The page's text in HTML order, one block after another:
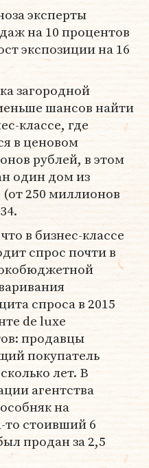
эксперты
на 10 процентов
экспозиции на 16
загородной
шансов найти
классе, где
в ценовом
рублей, в этом
один дом из
250 миллионов
в бизнес-классе
спрос почти в
спроса в 2015
de luxe
продавцы
покупатель
лет. В
агентства
на
то стоивший 6
продан за 2,5